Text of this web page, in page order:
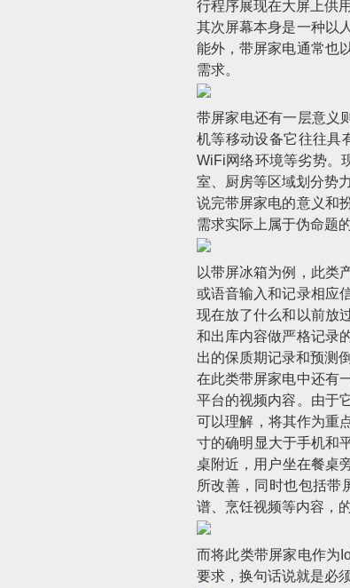
行程序展现在大屏上供
其次屏幕本身是一种以
能外，带屏家电通常也
需求。
带屏家电还有一层意义
机等移动设备它往往具
WiFi网络环境等劣势。
室、厨房等区域划分势
说完带屏家电的意义和
需求实际上属于伪命题
以带屏冰箱为例，此类
或语音输入和记录相应
现在放了什么和以前放
和出库内容做严格记录
出的保质期记录和预测
在此类带屏家电中还有
平台的视频内容。由于
可以理解，将其作为重
寸的确明显大于手机和
桌附近，用户坐在餐桌
所改善，同时也包括带
谱、烹饪视频等内容，
而将此类带屏家电作为
要求，换句话说就是必